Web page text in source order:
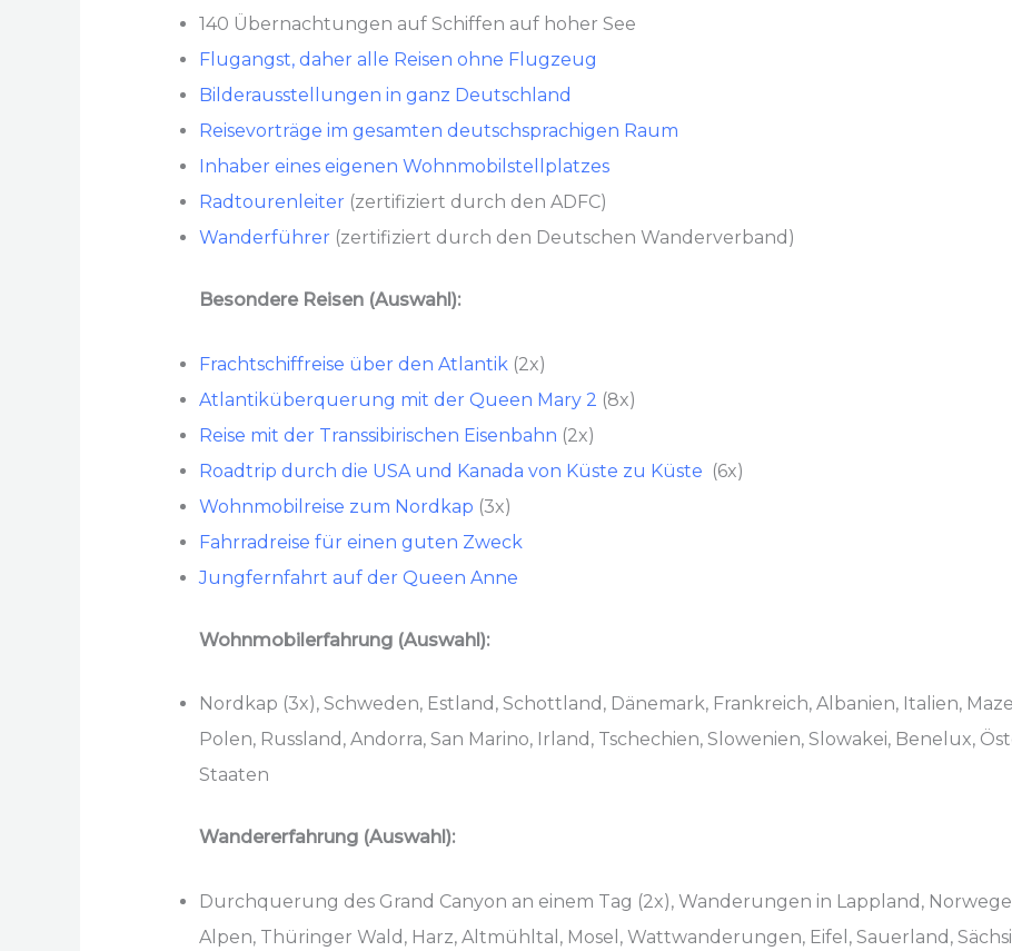
140 Übernachtungen auf Schiffen auf hoher See
Flugangst, daher alle Reisen ohne Flugzeug
Bilderausstellungen in ganz Deutschland
Reisevorträge im gesamten deutschsprachigen Raum
Inhaber eines eigenen Wohnmobilstellplatzes
Radtourenleiter (zertifiziert durch den ADFC)
Wanderführer (zertifiziert durch den Deutschen Wanderverband)
Besondere Reisen (Auswahl):
Frachtschiffreise über den Atlantik (2x)
Atlantiküberquerung mit der Queen Mary 2 (8x)
Reise mit der Transsibirischen Eisenbahn (2x)
Roadtrip durch die USA und Kanada von Küste zu Küste (6x)
Wohnmobilreise zum Nordkap (3x)
Fahrradreise für einen guten Zweck
Jungfernfahrt auf der Queen Anne
Wohnmobilerfahrung (Auswahl):
Nordkap (3x), Schweden, Estland, Schottland, Dänemark, Frankreich, Albanien, Italien,
Polen, Russland, Andorra, San Marino, Irland, Tschechien, Slowenien, Slowakei, Benelux,
Staaten
Wandererfahrung (Auswahl):
Durchquerung des Grand Canyon an einem Tag (2x), Wanderungen in Lappland,
Alpen, Thüringer Wald, Harz, Altmühltal, Mosel, Wattwanderungen, Eifel, Sauerland,